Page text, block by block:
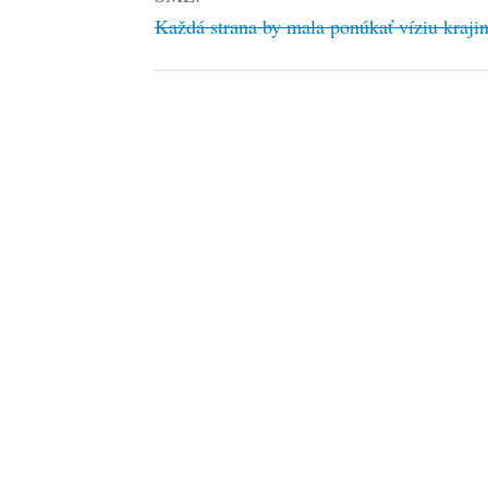
Každá strana by mala ponúkať víziu